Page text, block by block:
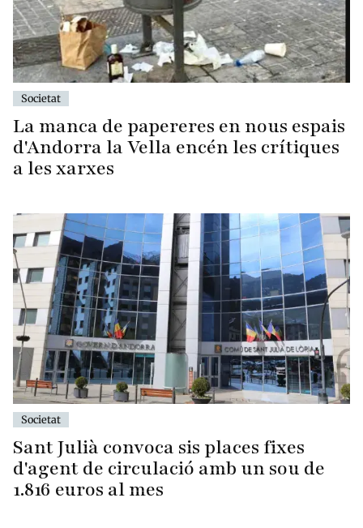
Societat
La manca de papereres en nous espais
d'Andorra la Vella encén les crítiques
a les xarxes
Societat
Sant Julià convoca sis places fixes
d'agent de circulació amb un sou de
1.816 euros al mes